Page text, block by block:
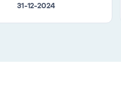
31-12-2024